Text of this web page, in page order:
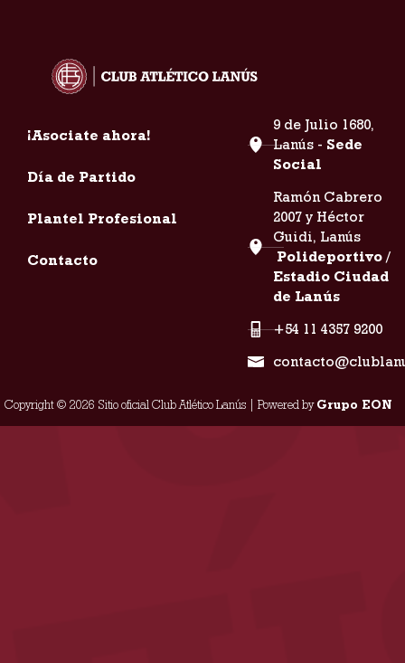
¡Asociate ahora!
Día de Partido
Plantel Profesional
Contacto
9 de Julio 1680,
Lanús - Sede
Social
Ramón Cabrero
2007 y Héctor
Guidi, Lanús
Polideportivo /
Estadio Ciudad
de Lanús
+54 11 4357 9200
Copyright © 2026 Sitio oficial Club Atlético Lanús | Powered byGrupo EON